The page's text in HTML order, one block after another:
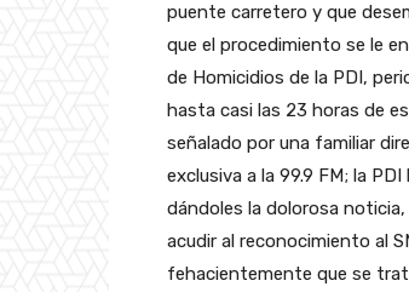
puente carretero y que
que el procedimiento se le
de Homicidios de la PDI,
hasta casi las 23 horas de
señalado por una familiar
exclusiva a la 99.9 FM; la
dándoles la dolorosa
acudir al reconocimiento al
fehacientemente que se